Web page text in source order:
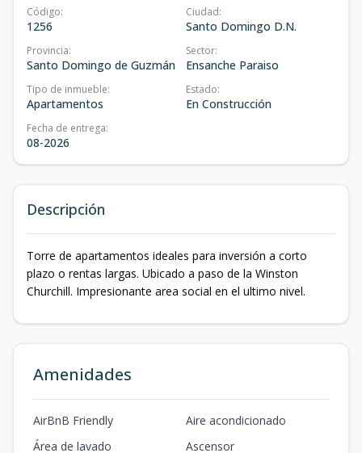
Código:
1256
Ciudad:
Santo Domingo D.N.
Provincia:
Santo Domingo de Guzmán
Sector:
Ensanche Paraiso
Tipo de inmueble:
Apartamentos
Estado:
En Construcción
Fecha de entrega:
08-2026
Descripción
Torre de apartamentos ideales para inversión a corto
plazo o rentas largas. Ubicado a paso de la Winston
Churchill. Impresionante area social en el ultimo nivel.
Amenidades
AirBnB Friendly
Aire acondicionado
Área de lavado
Ascensor